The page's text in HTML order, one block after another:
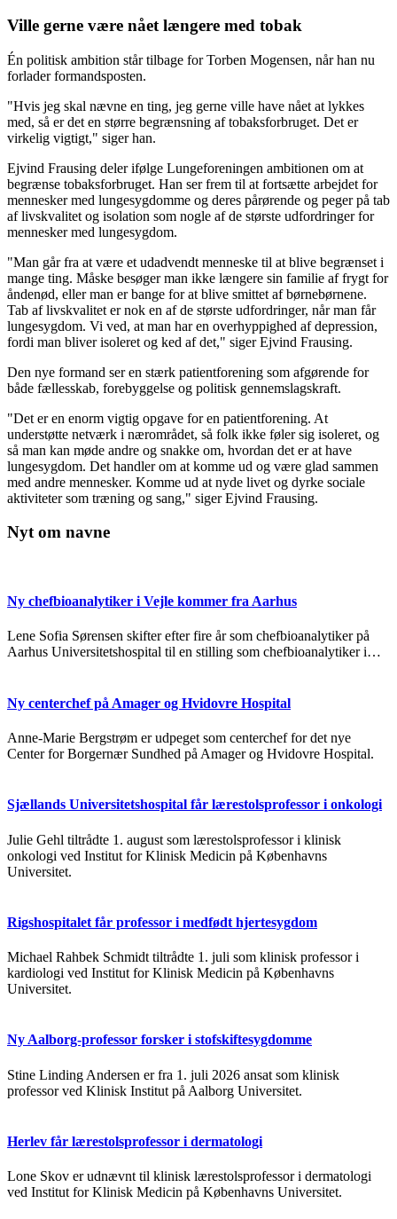
Ville gerne være nået længere med tobak
Én politisk ambition står tilbage for Torben Mogensen, når han nu
forlader formandsposten.
"Hvis jeg skal nævne en ting, jeg gerne ville have nået at lykkes
med, så er det en større begrænsning af tobaksforbruget. Det er
virkelig vigtigt," siger han.
Ejvind Frausing deler ifølge Lungeforeningen ambitionen om at
begrænse tobaksforbruget. Han ser frem til at fortsætte arbejdet for
mennesker med lungesygdomme og deres pårørende og peger på tab
af livskvalitet og isolation som nogle af de største udfordringer for
mennesker med lungesygdom.
"Man går fra at være et udadvendt menneske til at blive begrænset i
mange ting. Måske besøger man ikke længere sin familie af frygt for
åndenød, eller man er bange for at blive smittet af børnebørnene.
Tab af livskvalitet er nok en af de største udfordringer, når man får
lungesygdom. Vi ved, at man har en overhyppighed af depression,
fordi man bliver isoleret og ked af det," siger Ejvind Frausing.
Den nye formand ser en stærk patientforening som afgørende for
både fællesskab, forebyggelse og politisk gennemslagskraft.
"Det er en enorm vigtig opgave for en patientforening. At
understøtte netværk i nærområdet, så folk ikke føler sig isoleret, og
så man kan møde andre og snakke om, hvordan det er at have
lungesygdom. Det handler om at komme ud og være glad sammen
med andre mennesker. Komme ud at nyde livet og dyrke sociale
aktiviteter som træning og sang," siger Ejvind Frausing.
Nyt om navne
Ny chefbioanalytiker i Vejle kommer fra Aarhus
Lene Sofia Sørensen skifter efter fire år som chefbioanalytiker på
Aarhus Universitetshospital til en stilling som chefbioanalytiker i…
Ny centerchef på Amager og Hvidovre Hospital
Anne-Marie Bergstrøm er udpeget som centerchef for det nye
Center for Borgernær Sundhed på Amager og Hvidovre Hospital.
Sjællands Universitetshospital får lærestolsprofessor i onkologi
Julie Gehl tiltrådte 1. august som lærestolsprofessor i klinisk
onkologi ved Institut for Klinisk Medicin på Københavns
Universitet.
Rigshospitalet får professor i medfødt hjertesygdom
Michael Rahbek Schmidt tiltrådte 1. juli som klinisk professor i
kardiologi ved Institut for Klinisk Medicin på Københavns
Universitet.
Ny Aalborg-professor forsker i stofskiftesygdomme
Stine Linding Andersen er fra 1. juli 2026 ansat som klinisk
professor ved Klinisk Institut på Aalborg Universitet.
Herlev får lærestolsprofessor i dermatologi
Lone Skov er udnævnt til klinisk lærestolsprofessor i dermatologi
ved Institut for Klinisk Medicin på Københavns Universitet.